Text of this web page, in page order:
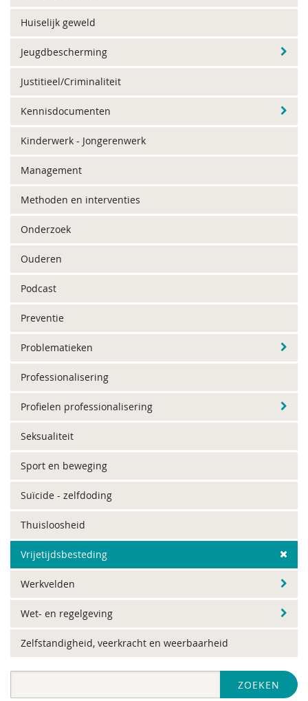
Huiselijk geweld
Jeugdbescherming
Justitieel/Criminaliteit
Kennisdocumenten
Kinderwerk - Jongerenwerk
Management
Methoden en interventies
Onderzoek
Ouderen
Podcast
Preventie
Problematieken
Professionalisering
Profielen professionalisering
Seksualiteit
Sport en beweging
Suïcide - zelfdoding
Thuisloosheid
Vrijetijdsbesteding
Werkvelden
Wet- en regelgeving
Zelfstandigheid, veerkracht en weerbaarheid
ZOEKEN